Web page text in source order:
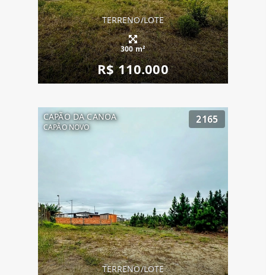
TERRENO/LOTE
300 m²
R$ 110.000
CAPÃO DA CANOA
CAPÃO NOVO
2165
TERRENO/LOTE